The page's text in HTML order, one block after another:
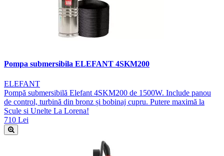
Pompa submersibila ELEFANT 4SKM200
ELEFANT
Pompă submersibilă Elefant 4SKM200 de 1500W. Include panou
de control, turbină din bronz și bobinaj cupru. Putere maximă la
Scule si Unelte La Lorena!
710 Lei